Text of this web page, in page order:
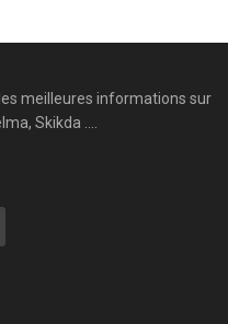
meilleures informations sur
Skikda ....